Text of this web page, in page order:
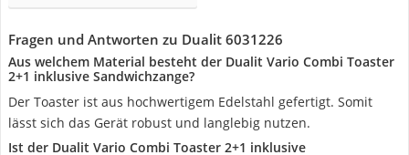
Fragen und Antworten zu Dualit 6031226
Aus welchem Material besteht der Dualit Vario Combi Toaster
2+1 inklusive Sandwichzange?
Der Toaster ist aus hochwertigem Edelstahl gefertigt. Somit
lässt sich das Gerät robust und langlebig nutzen.
Ist der Dualit Vario Combi Toaster 2+1 inklusive